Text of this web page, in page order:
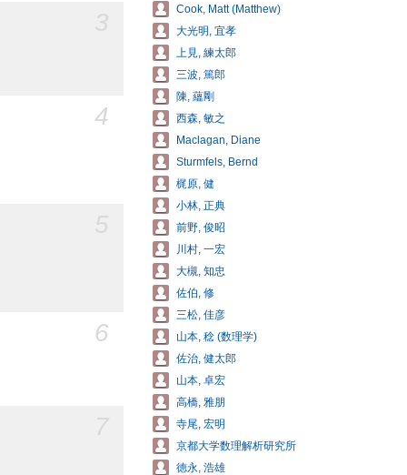
4
6
Cook, Matt (Matthew)
大光明, 宜孝
上見, 練太郎
三波, 篤郎
陳, 蘊剛
西森, 敏之
Maclagan, Diane
Sturmfels, Bernd
梶原, 健
小林, 正典
前野, 俊昭
川村, 一宏
大槻, 知忠
佐伯, 修
三松, 佳彦
山本, 稔 (数理学)
佐治, 健太郎
山本, 卓宏
高橋, 雅朋
寺尾, 宏明
京都大学数理解析研究所
徳永, 浩雄